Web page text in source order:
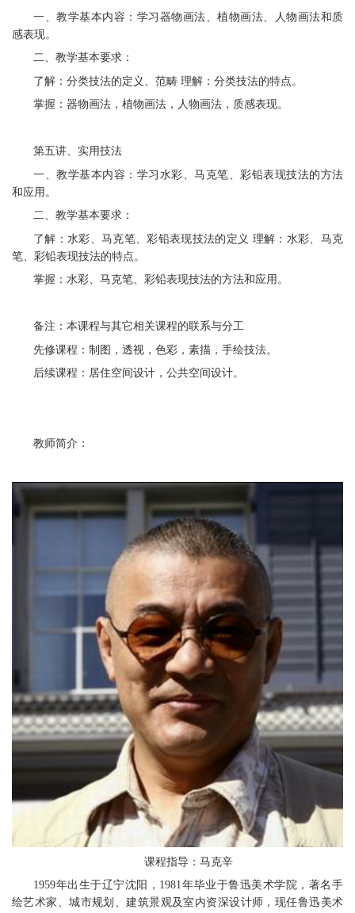
一、教学基本内容：学习器物画法、植物画法、人物画法和质
感表现。
二、教学基本要求：
了解：分类技法的定义、范畴 理解：分类技法的特点。
掌握：器物画法，植物画法，人物画法，质感表现。
第五讲、实用技法
一、教学基本内容：学习水彩、马克笔、彩铅表现技法的方法
和应用。
二、教学基本要求：
了解：水彩、马克笔、彩铅表现技法的定义 理解：水彩、马克
笔、彩铅表现技法的特点。
掌握：水彩、马克笔、彩铅表现技法的方法和应用。
备注：本课程与其它相关课程的联系与分工
先修课程：制图，透视，色彩，素描，手绘技法。
后续课程：居住空间设计，公共空间设计。
教师简介：
课程指导：马克辛
1959年出生于辽宁沈阳，1981年毕业于鲁迅美术学院，著名手
绘艺术家、城市规划、建筑景观及室内资深设计师，现任鲁迅美术